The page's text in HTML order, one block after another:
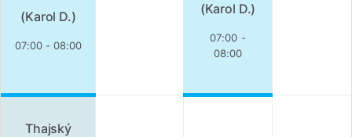
(Karol D.)
07:00 - 08:00
(Karol D.)
07:00 -
08:00
Thajský